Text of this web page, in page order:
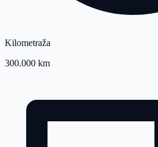
Kilometraža
300.000 km